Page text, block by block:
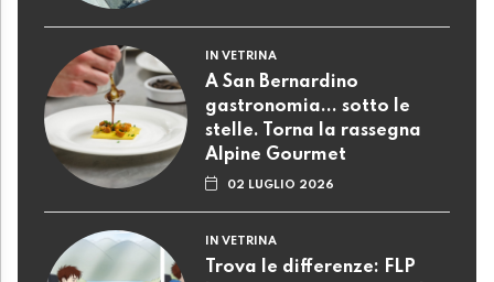
IN VETRINA
A San Bernardino
gastronomia... sotto le
stelle. Torna la rassegna
Alpine Gourmet
02 LUGLIO 2026
IN VETRINA
Trova le differenze: FLP